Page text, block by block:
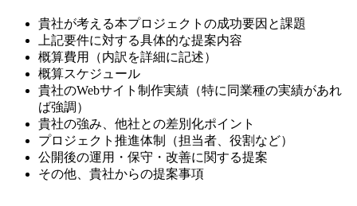
貴社が考える本プロジェクトの成功要因と課題
上記要件に対する具体的な提案内容
概算費用（内訳を詳細に記述）
概算スケジュール
貴社のWebサイト制作実績（特に同業種の実績があれ
ば強調）
貴社の強み、他社との差別化ポイント
プロジェクト推進体制（担当者、役割など）
公開後の運用・保守・改善に関する提案
その他、貴社からの提案事項